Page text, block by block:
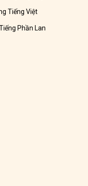
Tiếng Việt
Phần Lan